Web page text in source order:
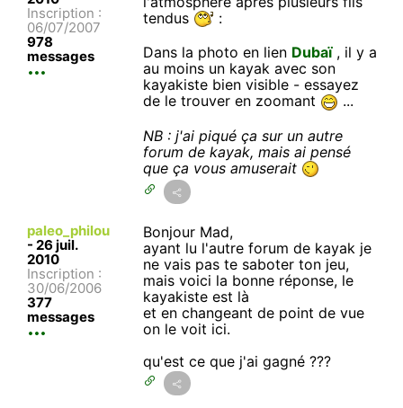
Inscription :
06/07/2007
978
messages
tendus
:
Dans la photo en lien Dubaï, il y a
au moins un kayak avec son
kayakiste bien visible - essayez
de le trouver en zoomant
...
NB : j'ai piqué ça sur un autre
forum de kayak, mais ai pensé
que ça vous amuserait
paleo_philou
- 26 juil.
2010
Inscription :
30/06/2006
377
messages
Bonjour Mad,
ayant lu l'autre forum de kayak je
ne vais pas te saboter ton jeu,
mais voici la bonne réponse, le
kayakiste est là
et en changeant de point de vue
on le voit ici.
qu'est ce que j'ai gagné ???